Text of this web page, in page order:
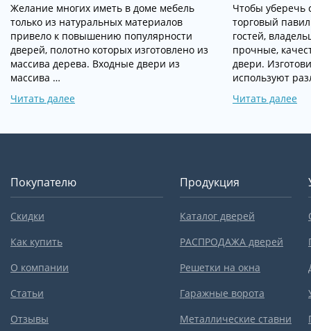
Желание многих иметь в доме мебель
только из натуральных материалов
привело к повышению популярности
дверей, полотно которых изготовлено из
массива дерева. Входные двери из
массива …
Читать далее
Чтобы уберечь
торговый
гостей,
прочные,
двери.
используют
Читать далее
Покупателю
Скидки
Как купить
О компании
Статьи
Отзывы
Продукция
Каталог дверей
РАСПРОДАЖА дверей
Решетки на окна
Гаражные ворота
Металлические ставни